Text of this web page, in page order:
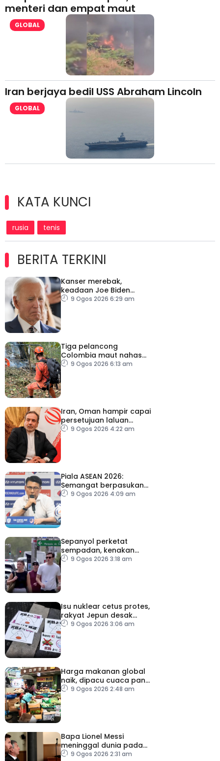
menteri dan empat maut
GLOBAL
Iran berjaya bedil USS Abraham Lincoln
GLOBAL
KATA KUNCI
rusia tenis
BERITA TERKINI
Kanser merebak,
keadaan Joe Biden
semakin serius
9 Ogos 2026 6:29 am
Tiga pelancong
Colombia maut nahas
helikopter di Rio de
9 Ogos 2026 6:13 am
Iran, Oman hampir capai
persetujuan laluan
sementara Selat Hormuz
9 Ogos 2026 4:22 am
Piala ASEAN 2026:
Semangat berpasukan
kunci Harimau Malaya ke
9 Ogos 2026 4:09 am
Sepanyol perketat
sempadan, kenakan
pemeriksaan ketibaan
9 Ogos 2026 3:18 am
Isu nuklear cetus protes,
rakyat Jepun desak
dasar dikaji semula
9 Ogos 2026 3:06 am
Harga makanan global
naik, dipacu cuaca panas
dan ketegangan
9 Ogos 2026 2:48 am
Bapa Lionel Messi
meninggal dunia pada
usia 68 tahun
9 Ogos 2026 2:31 am